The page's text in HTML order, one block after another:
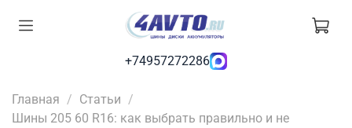
+74957272286
Главная
Статьи
Шины 205 60 R16: как выбрать правильно и не